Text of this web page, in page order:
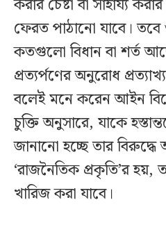
করার চেষ্টা বা সাহায্য
ফেরত পাঠানো যাবে।
কতগুলো বিধান বা শর্ত
প্রত্যর্পণের অনুরোধ
বলেই মনে করেন আইন
চুক্তি অনুসারে, যাকে
জানানো হচ্ছে তার
‘রাজনৈতিক প্রকৃতি’র
খারিজ করা যাবে।